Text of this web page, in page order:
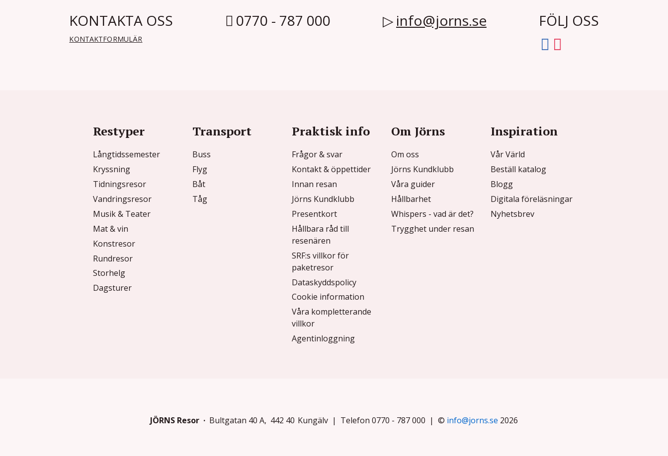
KONTAKTA OSS
KONTAKTFORMULÄR
0770 - 787 000 info@jorns.se FÖLJ OSS
Restyper
Långtidssemester
Kryssning
Tidningsresor
Vandringsresor
Musik & Teater
Mat & vin
Konstresor
Rundresor
Storhelg
Dagsturer
Transport
Buss
Flyg
Båt
Tåg
Praktisk info
Frågor & svar
Kontakt & öppettider
Innan resan
Jörns Kundklubb
Presentkort
Hållbara råd till
resenären
SRF:s villkor för
paketresor
Dataskyddspolicy
Cookie information
Våra kompletterande
villkor
Agentinloggning
Om Jörns
Om oss
Jörns Kundklubb
Våra guider
Hållbarhet
Whispers - vad är det?
Trygghet under resan
Inspiration
Vår Värld
Beställ katalog
Blogg
Digitala föreläsningar
Nyhetsbrev
JÖRNS Resor Bultgatan 40 A 442 40 Kungälv Telefon 0770 - 787 000 © info@jorns.se 2026